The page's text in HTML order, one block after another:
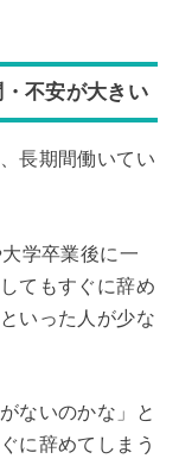
不安が大きい
長期間働いてい
学卒業後に一
てもすぐに辞め
いった人が少な
ないのかな」と
に辞めてしまう